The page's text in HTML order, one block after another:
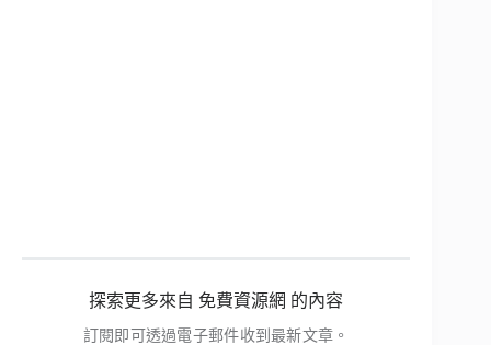
探索更多來自 免費資源網 的內容
訂閱即可透過電子郵件收到最新文章。